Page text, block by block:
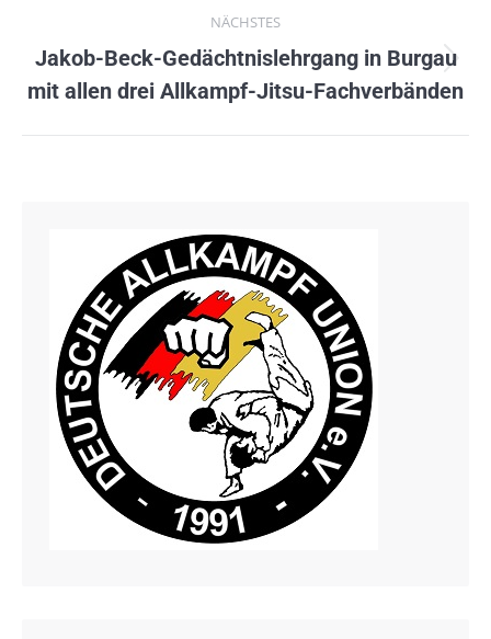
NÄCHSTES
Nächster
Beitrag:
Jakob-Beck-Gedächtnislehrgang in Burgau
mit allen drei Allkampf-Jitsu-Fachverbänden